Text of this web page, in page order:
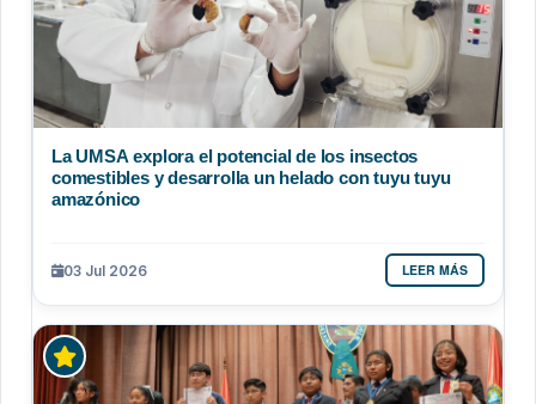
La UMSA explora el potencial de los insectos
comestibles y desarrolla un helado con tuyu tuyu
amazónico
03 Jul 2026 LEER MÁS